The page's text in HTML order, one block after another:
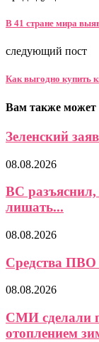
В 41 стране мира
следующий пост
Как выгодно купить
Вам также может
Зеленский
08.08.2026
ВС
лишать...
08.08.2026
Средства ПВО
08.08.2026
СМИ сделали
отоплением